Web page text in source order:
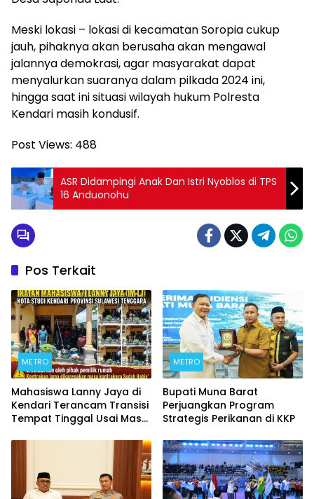
Meski lokasi – lokasi di kecamatan Soropia cukup
jauh, pihaknya akan berusaha akan mengawal
jalannya demokrasi, agar masyarakat dapat
menyalurkan suaranya dalam pilkada 2024 ini,
hingga saat ini situasi wilayah hukum Polresta
Kendari masih kondusif.
Post Views: 488
ASR Didampingi Anak Dan Istri Nyoblos di TPS
16 Anduonohu
Pos Terkait
METRO
Mahasiswa Lanny Jaya di
Kendari Terancam Transisi
Tempat Tinggal Usai Masa
METRO
Bupati Muna Barat
Perjuangkan Program
Strategis Perikanan di KKP